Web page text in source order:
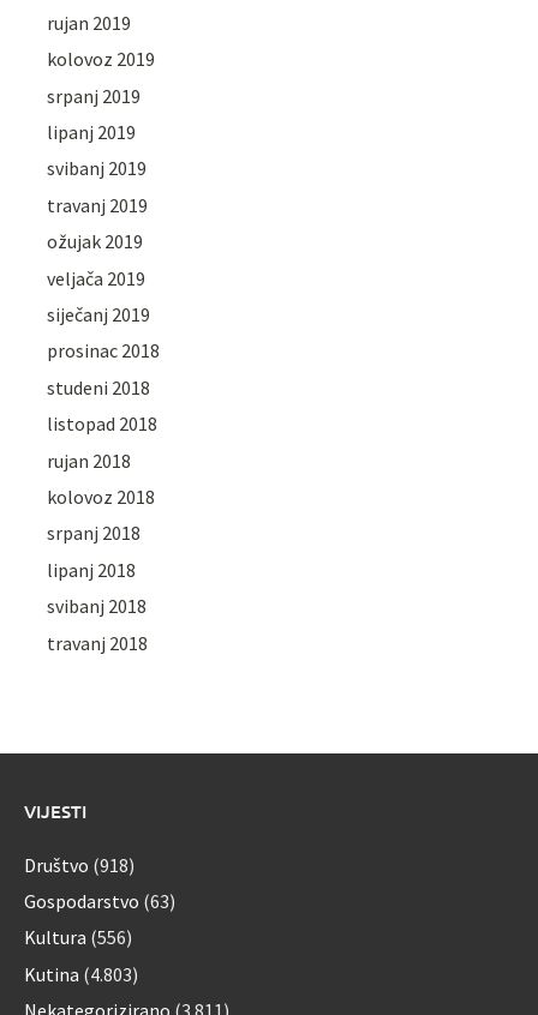
rujan 2019
kolovoz 2019
srpanj 2019
lipanj 2019
svibanj 2019
travanj 2019
ožujak 2019
veljača 2019
siječanj 2019
prosinac 2018
studeni 2018
listopad 2018
rujan 2018
kolovoz 2018
srpanj 2018
lipanj 2018
svibanj 2018
travanj 2018
VIJESTI
Društvo (918)
Gospodarstvo (63)
Kultura (556)
Kutina (4.803)